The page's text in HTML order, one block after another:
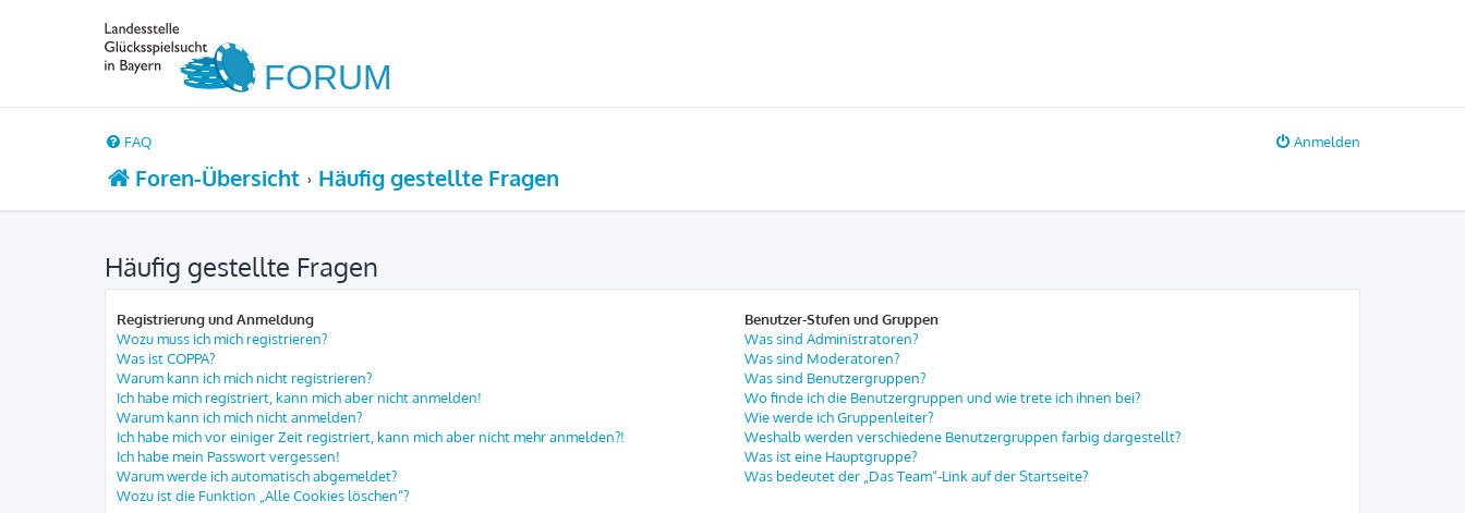
FAQ Anmelden
Foren-Übersicht Häufig gestellte Fragen
Häufig gestellte Fragen
Registrierung und Anmeldung
Wozu muss ich mich registrieren?
Was ist COPPA?
Warum kann ich mich nicht registrieren?
Ich habe mich registriert, kann mich aber nicht anmelden!
Warum kann ich mich nicht anmelden?
Ich habe mich vor einiger Zeit registriert, kann mich aber nicht mehr anmelden?!
Ich habe mein Passwort vergessen!
Warum werde ich automatisch abgemeldet?
Wozu ist die Funktion „Alle Cookies löschen“?
Benutzer-Stufen und Gruppen
Was sind Administratoren?
Was sind Moderatoren?
Was sind Benutzergruppen?
Wo finde ich die Benutzergruppen und wie trete ich ihnen bei?
Wie werde ich Gruppenleiter?
Weshalb werden verschiedene Benutzergruppen farbig dargestellt?
Was ist eine Hauptgruppe?
Was bedeutet der „Das Team“-Link auf der Startseite?